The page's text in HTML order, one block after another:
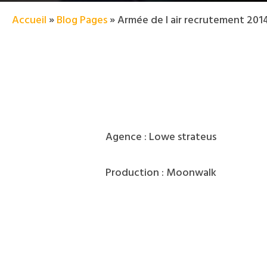
Accueil »Blog Pages»Armée de l air recrutement
Agence : Lowe strateus
Production : Moonwalk